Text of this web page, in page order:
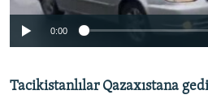
0:00
Tacikistanlılar Qazaxıstana